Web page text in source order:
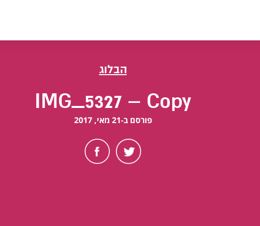
הבלוג
IMG_5327 – Copy
פורסם ב-21 מאי, 2017